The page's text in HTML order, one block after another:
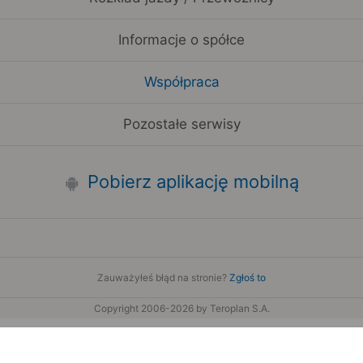
Informacje o spółce
Współpraca
Pozostałe serwisy
Pobierz aplikację mobilną
Zauważyłeś błąd na stronie? Zgłoś to
Copyright 2006-2026 by Teroplan S.A.